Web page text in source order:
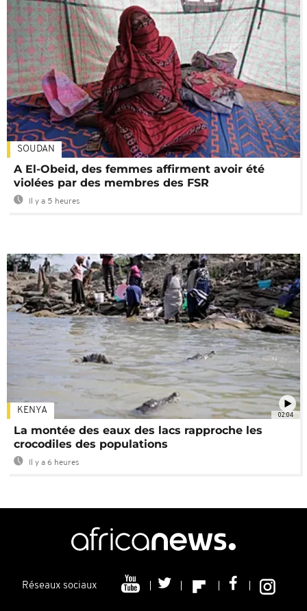
SOUDAN
A El-Obeid, des femmes affirment avoir été
violées par des membres des FSR
Il y a 5 heures
02:04
KENYA
La montée des eaux des lacs rapproche les
crocodiles des populations
Il y a 6 heures
Réseaux sociaux